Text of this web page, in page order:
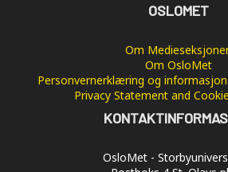
OSLOMET
Om
Om OsloMet
Personvernerklæring og
Privacy Statement and
OsloMet -